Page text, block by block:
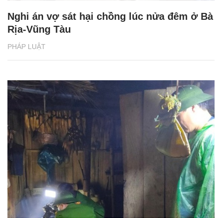
PHÁP LUẬT
Nghi án vợ sát hại chồng lúc nửa đêm ở Bà
Rịa-Vũng Tàu